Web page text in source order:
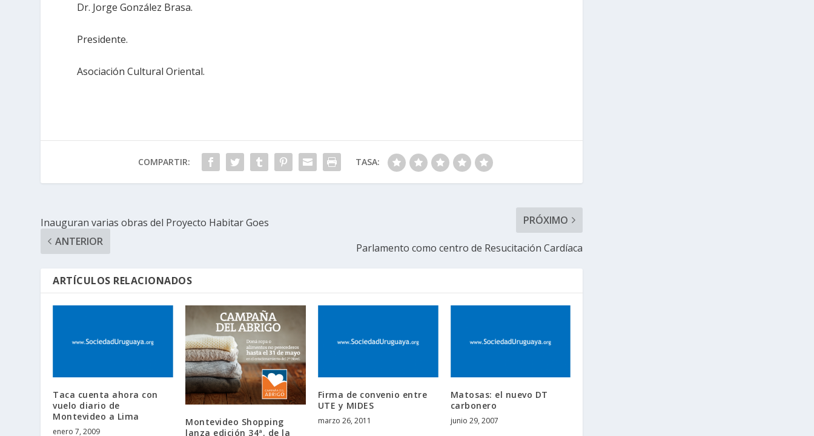
Dr. Jorge González Brasa.
Presidente.
Asociación Cultural Oriental.
COMPARTIR: TASA:
Inauguran varias obras del Proyecto Habitar Goes
ANTERIOR
PRÓXIMO
Parlamento como centro de Resucitación Cardíaca
ARTÍCULOS RELACIONADOS
Taca cuenta ahora con
vuelo diario de
Montevideo a Lima
enero 7, 2009
Montevideo Shopping
lanza edición 34ª. de la
Firma de convenio entre
UTE y MIDES
marzo 26, 2011
Matosas: el nuevo DT
carbonero
junio 29, 2007